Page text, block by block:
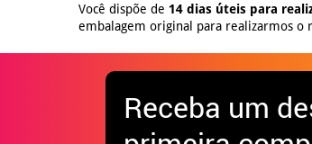
Você dispõe de 14 dias úteis para
embalagem original para realizarmos o
Receba um